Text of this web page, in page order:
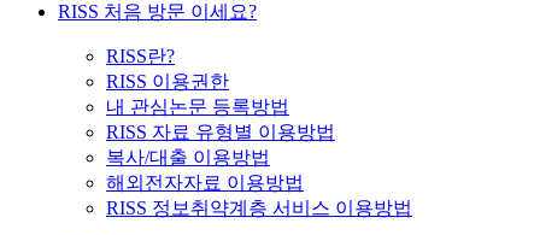
RISS 처음 방문 이세요?
RISS란?
RISS 이용권한
내 관심논문 등록방법
RISS 자료 유형별 이용방법
복사/대출 이용방법
해외전자자료 이용방법
RISS 정보취약계층 서비스 이용방법